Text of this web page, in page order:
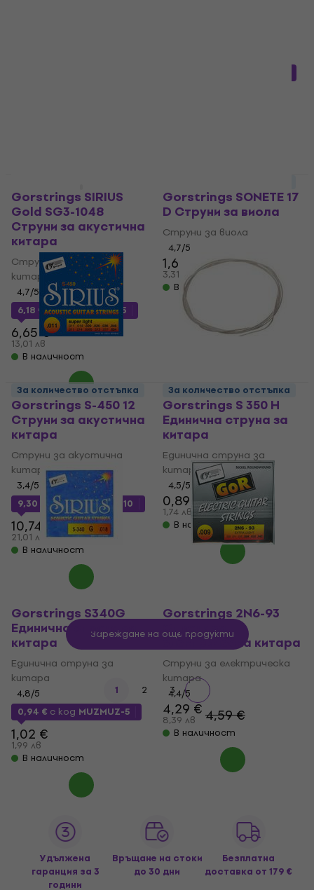
Gorstrings SIRIUS
Gold SG3-1048
Струни за акустична
китара
Струни за акустична
китара
4,7/5
6,18 €с кодMUZMUZ-5
6,65 €
13,01 лв
В наличност
Gorstrings SONETE 17
D Струни за виола
Струни за виола
4,7/5
1,69 €
3,31 лв 1,79 €
В наличност
Gorstrings S-450 12
Струни за акустична
китара
Струни за акустична
китара
3,4/5
9,30 € с кодMUZMUZ-10
10,74 €
21,01 лв
В наличност
Gorstrings S 350 H
Единична струна за
китара
Единична струна за
китара
4,5/5
0,89 €
1,74 лв 1,09 €
В наличност
За количество отстъпка
Gorstrings S340G
Единична струна за
китара
Единична струна за
китара
4,8/5
0,94 € с код MUZMUZ-5
1,02 €
1,99 лв
В наличност
За количество отстъпка
Gorstrings 2N6-93
Струни за
електрическа китара
Струни за електрическа
китара
4,4/5
4,29 €
8,39 лв 4,59 €
В наличност
Зареждане на още продукти
1 2 3
Удължена
гаранция за 3
години
Връщане на стоки
до 30 дни
Безплатна
доставка от 179 €